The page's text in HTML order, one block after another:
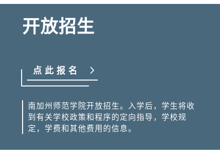
开放招生
点此报名
南加州师范学院开放招生。入学后，学生将收
到有关学校政策和程序的定向指导，学校规
定，学费和其他费用的信息。